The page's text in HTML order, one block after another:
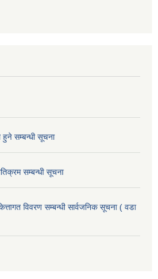
हुने सम्बन्धी सूचना
सम्बन्धी सूचना
विवरण सम्बन्धी सार्वजनिक सूचना ( वडा